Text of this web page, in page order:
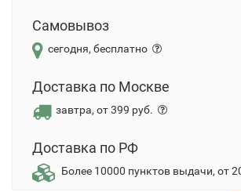
Самовывоз
сегодня, бесплатно
Доставка по Москве
завтра, от 399 руб.
Доставка по РФ
Более 10000 пунктов выдачи, от